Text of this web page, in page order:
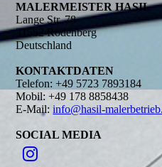
MALERMEISTER HASIL
Lange Str. 78
31552 Rodenberg
Deutschland
KONTAKT­DATEN
Telefon: +49 5723 7893184
Mobil: +49 178 8858438
E-Mail:info@hasil-
SOCIAL MEDIA